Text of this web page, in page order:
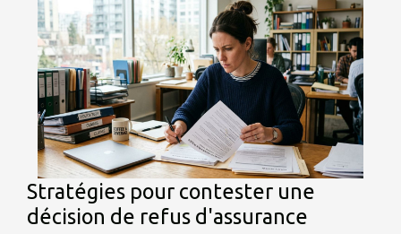
Stratégies pour contester une
décision de refus d'assurance